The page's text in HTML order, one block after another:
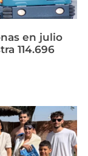
en julio
114.696